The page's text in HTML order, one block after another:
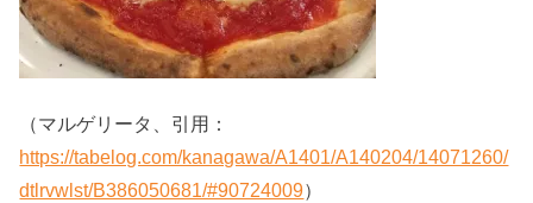
（マルゲリータ、引用：
https://tabelog.com/kanagawa/A1401/A140204/14071260/
dtlrvwlst/B386050681/#90724009）